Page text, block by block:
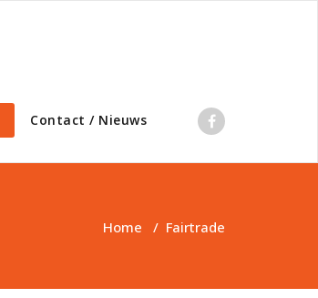
Contact / Nieuws
Home / Fairtrade